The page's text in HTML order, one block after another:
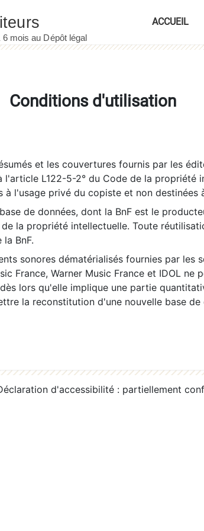
ACCUEIL
Conditions d'utilisation
et les couvertures fournis par les
L122-5-2° du Code de la propriété
l'usage privé du copiste et non destinées
de données, dont la BnF est le
la propriété intellectuelle. Toute
BnF.
sonores dématérialisés fournies par les
France, Warner Music France et IDOL ne
lors qu'elle implique une partie
la reconstitution d'une nouvelle base de
d'accessibilité : partiellement